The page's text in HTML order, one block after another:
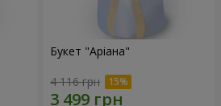
Букет "Аріана"
4 116 грн